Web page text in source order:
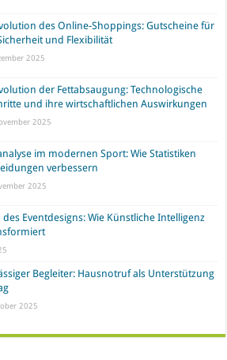
des Online-Shoppings: Gutscheine für
und Flexibilität
2025
der Fettabsaugung: Technologische
und ihre wirtschaftlichen Auswirkungen
2025
im modernen Sport: Wie Statistiken
verbessern
2025
Eventdesigns: Wie Künstliche Intelligenz
Begleiter: Hausnotruf als Unterstützung
2025